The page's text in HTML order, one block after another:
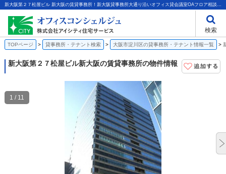
検索
新大阪第２７松屋ビル 新大阪の賃貸事務所！新大阪貸事務所大通り沿いオフィス貸会議室OAフロア相談光ファイバー｜株式会社アイシティ住宅サービス
TOPページ 貸事務所・テナント検索 大阪市淀川区の貸事務所・テナント情報一覧
新大阪第２７松屋ビル新大阪の賃貸事務所の物件情報
1 / 11